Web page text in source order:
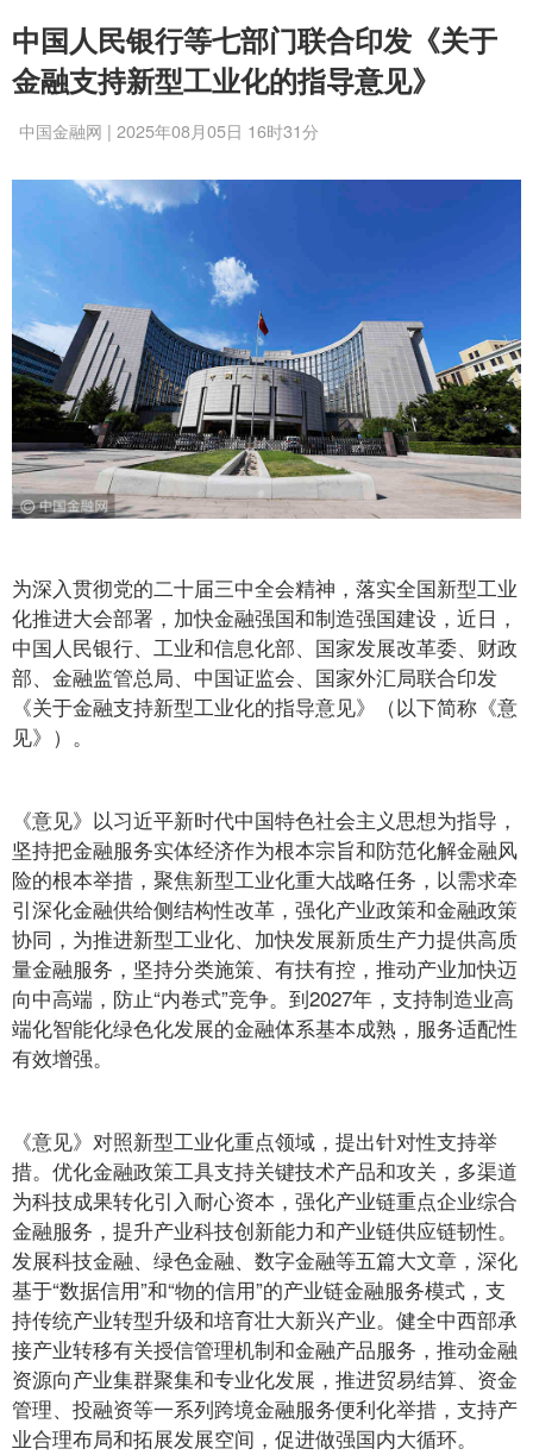
中国人民银行等七部门联合印发《关于
金融支持新型工业化的指导意见》
中国金融网 | 2025年08月05日 16时31分
为深入贯彻党的二十届三中全会精神，落实全国新型工业
化推进大会部署，加快金融强国和制造强国建设，近日，
中国人民银行、工业和信息化部、国家发展改革委、财政
部、金融监管总局、中国证监会、国家外汇局联合印发
《关于金融支持新型工业化的指导意见》（以下简称《意
见》）。
《意见》以习近平新时代中国特色社会主义思想为指导，
坚持把金融服务实体经济作为根本宗旨和防范化解金融风
险的根本举措，聚焦新型工业化重大战略任务，以需求牵
引深化金融供给侧结构性改革，强化产业政策和金融政策
协同，为推进新型工业化、加快发展新质生产力提供高质
量金融服务，坚持分类施策、有扶有控，推动产业加快迈
向中高端，防止“内卷式”竞争。到2027年，支持制造业高
端化智能化绿色化发展的金融体系基本成熟，服务适配性
有效增强。
《意见》对照新型工业化重点领域，提出针对性支持举
措。优化金融政策工具支持关键技术产品和攻关，多渠道
为科技成果转化引入耐心资本，强化产业链重点企业综合
金融服务，提升产业科技创新能力和产业链供应链韧性。
发展科技金融、绿色金融、数字金融等五篇大文章，深化
基于“数据信用”和“物的信用”的产业链金融服务模式，支
持传统产业转型升级和培育壮大新兴产业。健全中西部承
接产业转移有关授信管理机制和金融产品服务，推动金融
资源向产业集群聚集和专业化发展，推进贸易结算、资金
管理、投融资等一系列跨境金融服务便利化举措，支持产
业合理布局和拓展发展空间，促进做强国内大循环。